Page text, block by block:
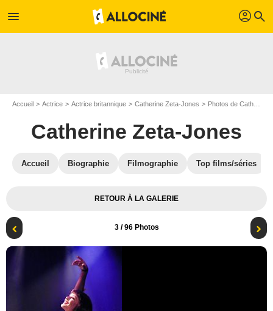
menu profil search
Accueil Actrice Actrice britannique Catherine Zeta-Jones Photos de Catherine Zeta-Jones
Catherine Zeta-Jones
Accueil Biographie Filmographie Top films/séries
RETOUR À LA GALERIE
3/ 96 Photos